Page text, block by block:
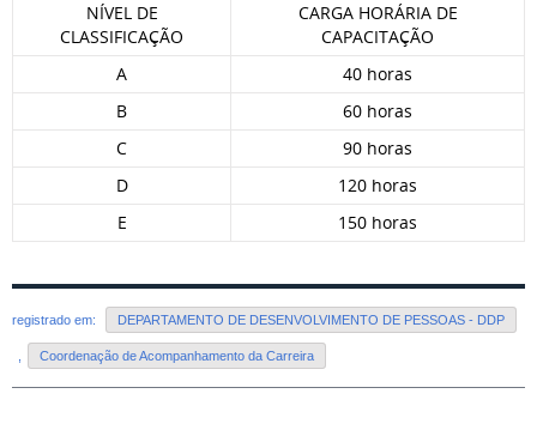
NÍVEL DE
CLASSIFICAÇÃO
CARGA HORÁRIA DE
CAPACITAÇÃO
A
40 horas
B
60 horas
C
90 horas
D
120 horas
E
150 horas
registrado em: DEPARTAMENTO DE DESENVOLVIMENTO DE PESSOAS - DDP
Coordenação de Acompanhamento da Carreira